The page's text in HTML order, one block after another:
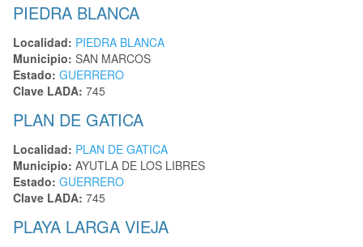
PIEDRA BLANCA
Localidad: PIEDRA BLANCA
Municipio: SAN MARCOS
Estado: GUERRERO
Clave LADA: 745
PLAN DE GATICA
Localidad: PLAN DE GATICA
Municipio: AYUTLA DE LOS LIBRES
Estado: GUERRERO
Clave LADA: 745
PLAYA LARGA VIEJA